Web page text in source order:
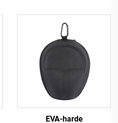
EVA-materiaal, doos voor
chirurgische instrumenten
EVA-harde